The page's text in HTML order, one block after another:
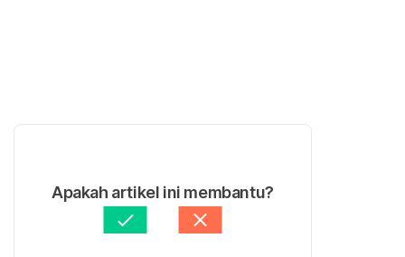
Apakah artikel ini membantu?